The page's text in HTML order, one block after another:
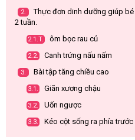
2.
Thực đơn dinh dưỡng giúp
2 tuần.
2.1.T. ôm bọc rau củ
2.2. Canh trứng nấu nấm
3. Bài tập tăng chiều cao
3.1. Giãn xương chậu
3.2. Uốn ngược
3.3. Kéo cột sống ra phía